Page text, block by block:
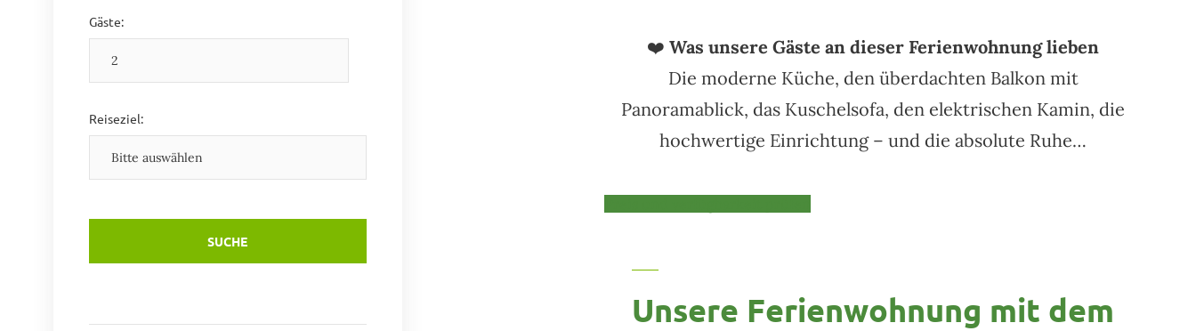
❤️Was unsere Gäste an dieser Ferienwohnung lieben
Die moderne Küche, den überdachten Balkon mit
Panoramablick, das Kuschelsofa, den elektrischen Kamin, die
hochwertige Einrichtung – und die absolute Ruhe…
Unsere Ferienwohnung mit dem
Gäste:
Reiseziel: